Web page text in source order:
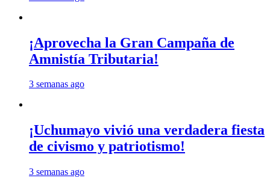
¡Aprovecha la Gran Campaña de
Amnistía Tributaria!
3 semanas ago
¡Uchumayo vivió una verdadera fiesta
de civismo y patriotismo!
3 semanas ago